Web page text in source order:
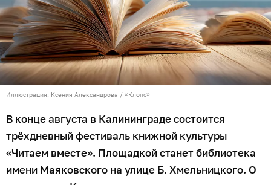
Иллюстрация: Ксения Александрова / «Клопс»
В конце августа в Калининграде состоится
трёхдневный фестиваль книжной культуры
«Читаем вместе». Площадкой станет библиотека
имени Маяковского на улице Б. Хмельницкого. О